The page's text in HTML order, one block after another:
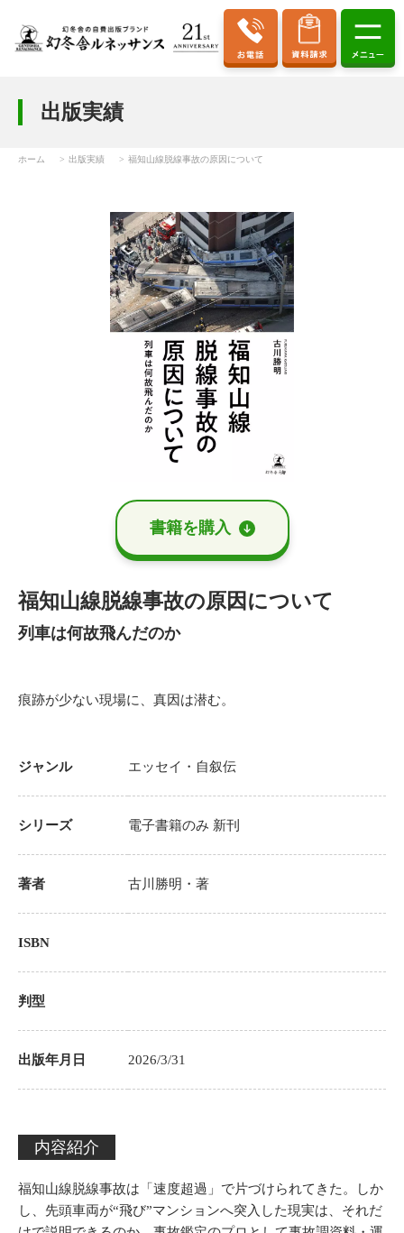
出版実績
ホーム 出版実績 福知山線脱線事故の原因について
書籍を購⼊
福知山線脱線事故の原因について
列車は何故飛んだのか
痕跡が少ない現場に、真因は潜む。
ジャンル エッセイ・自叙伝
シリーズ 電子書籍のみ 新刊
著者 古川勝明 ・著
ISBN
判型
出版年月日 2026/3/31
内容紹介
福知山線脱線事故は「速度超過」で片づけられてきた。しか
し、先頭車両が“飛び”マンションへ突入した現実は、それだ